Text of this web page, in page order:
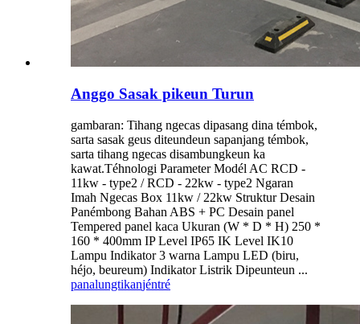
Anggo Sasak pikeun Turun
gambaran: Tihang ngecas dipasang dina témbok,
sarta sasak geus diteundeun sapanjang témbok,
sarta tihang ngecas disambungkeun ka
kawat.Téhnologi Parameter Modél AC RCD -
11kw - type2 / RCD - 22kw - type2 Ngaran
Imah Ngecas Box 11kw / 22kw Struktur Desain
Panémbong Bahan ABS + PC Desain panel
Tempered panel kaca Ukuran (W * D * H) 250 *
160 * 400mm IP Level IP65 IK Level IK10
Lampu Indikator 3 warna Lampu LED (biru,
héjo, beureum) Indikator Listrik Dipeunteun ...
panalungtikanjéntré